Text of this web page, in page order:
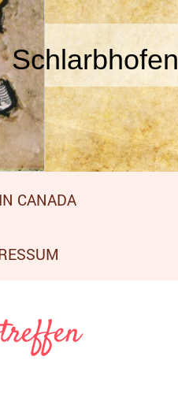
Schlarbhofen
CANADA